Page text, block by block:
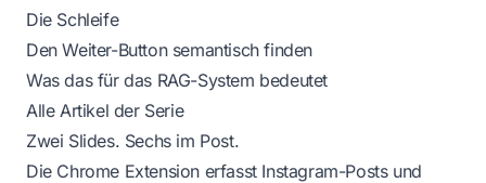
Die Schleife
Den Weiter-Button semantisch finden
Was das für das RAG-System bedeutet
Alle Artikel der Serie
Zwei Slides. Sechs im Post.
Die Chrome Extension erfasst Instagram-Posts und